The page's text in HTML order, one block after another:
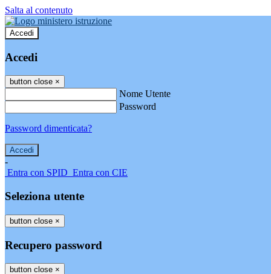
Salta al contenuto
Accedi
Accedi
button close ×
Nome Utente
Password
Password dimenticata?
-
Entra con SPID Entra con CIE
Seleziona utente
button close ×
Recupero password
button close ×